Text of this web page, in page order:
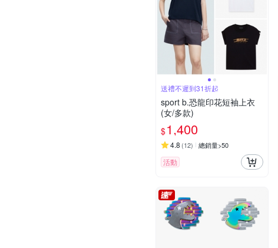
送禮不遲到31折起
sport b.恐龍印花短袖上衣
(女/多款)
$1,400
4.8 (12) 總銷量>50
活動